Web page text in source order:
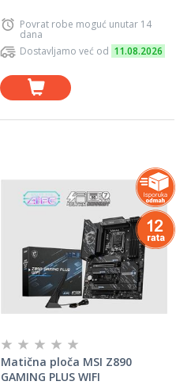
Povrat robe moguć unutar 14
dana
Dostavljamo već od 11.08.2026
Matična ploča MSI Z890
GAMING PLUS WIFI